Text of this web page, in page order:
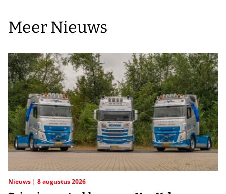
Meer Nieuws
Nieuws 8 augustus 2026